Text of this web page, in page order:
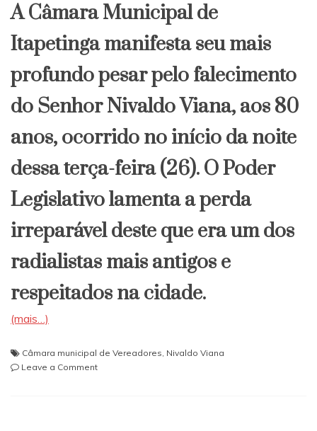
A Câmara Municipal de
Itapetinga manifesta seu mais
profundo pesar pelo falecimento
do Senhor Nivaldo Viana, aos 80
anos, ocorrido no início da noite
dessa terça-feira (26). O Poder
Legislativo lamenta a perda
irreparável deste que era um dos
radialistas mais antigos e
respeitados na cidade.
(mais…)
Câmara municipal de Vereadores, Nivaldo Viana
Leave a Commenton